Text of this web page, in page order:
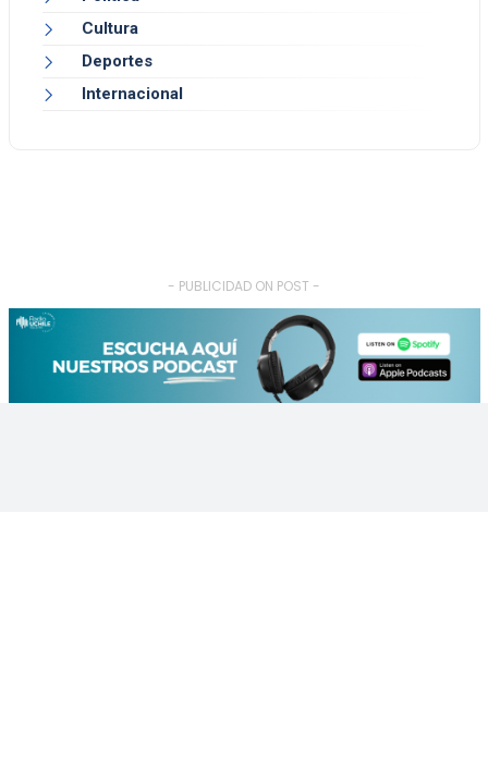
Cultura
Deportes
Internacional
- PUBLICIDAD ON POST -